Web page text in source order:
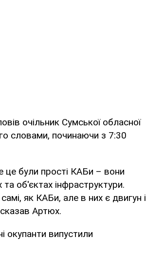
очільник Сумської обласної
словами, починаючи з 7:30
це були прості КАБи – вони
об'єктах інфраструктури.
як КАБи, але в них є двигун і
сказав Артюх.
окупанти випустили